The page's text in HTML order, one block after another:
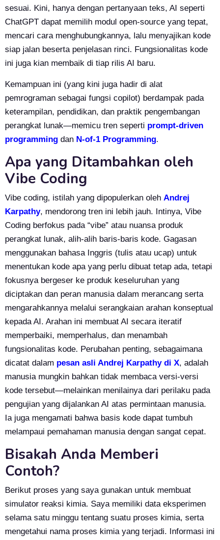
sesuai. Kini, hanya dengan pertanyaan teks, AI seperti
ChatGPT dapat memilih modul open-source yang tepat,
mencari cara menghubungkannya, lalu menyajikan kode
siap jalan beserta penjelasan rinci. Fungsionalitas kode
ini juga kian membaik di tiap rilis AI baru.
Kemampuan ini (yang kini juga hadir di alat
pemrograman sebagai fungsi copilot) berdampak pada
keterampilan, pendidikan, dan praktik pengembangan
perangkat lunak—memicu tren seperti prompt-driven
programming dan N-of-1 Programming.
Apa yang Ditambahkan oleh
Vibe Coding
Vibe coding, istilah yang dipopulerkan oleh Andrej
Karpathy, mendorong tren ini lebih jauh. Intinya, Vibe
Coding berfokus pada “vibe” atau nuansa produk
perangkat lunak, alih-alih baris-baris kode. Gagasan
menggunakan bahasa Inggris (tulis atau ucap) untuk
menentukan kode apa yang perlu dibuat tetap ada, tetapi
fokusnya bergeser ke produk keseluruhan yang
diciptakan dan peran manusia dalam merancang serta
mengarahkannya melalui serangkaian arahan konseptual
kepada AI. Arahan ini membuat AI secara iteratif
memperbaiki, memperhalus, dan menambah
fungsionalitas kode. Perubahan penting, sebagaimana
dicatat dalam pesan asli Andrej Karpathy di X, adalah
manusia mungkin bahkan tidak membaca versi-versi
kode tersebut—melainkan menilainya dari perilaku pada
pengujian yang dijalankan AI atas permintaan manusia.
Ia juga mengamati bahwa basis kode dapat tumbuh
melampaui pemahaman manusia dengan sangat cepat.
Bisakah Anda Memberi
Contoh?
Berikut proses yang saya gunakan untuk membuat
simulator reaksi kimia. Saya memiliki data eksperimen
selama satu minggu tentang suatu proses kimia, serta
mengetahui nama proses kimia yang terjadi. Informasi ini